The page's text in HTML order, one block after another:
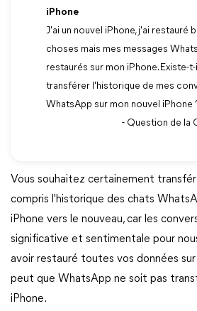
iPhone
J'ai un nouvel iPhone, j'ai restauré
choses mais mes messages
restaurés sur mon iPhone. Existe-
transférer l'historique de mes
WhatsApp sur mon nouvel iPhone
- Question de la
Vous souhaitez certainement
compris l'historique des chats
iPhone vers le nouveau, car les
significative et sentimentale pour
avoir restauré toutes vos données sur
peut que WhatsApp ne soit pas
iPhone.